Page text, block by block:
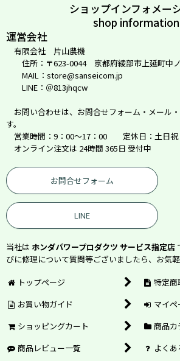
ショップインフォメー
shop information
運営会社
有限会社 片山農機
住所：〒623-0044 京都府綾部市上延町中
MAIL：store@sanseicom.jp
LINE：＠813jhqcw
お問い合わせは、お問合せフォーム・メール
す。
営業時間：9：00～17：00 定休日：土日祝
オンライン注文は 24時間 365日 受付中
お問合せフォーム
LINE
当社は ホンダパワープロダクツ サービス指定店
びに修理について質問等ございましたら、お気軽
トップページ
特定商
お買い物ガイド
マイペ
ショッピングカート
商品
商品レビュー一覧
よく